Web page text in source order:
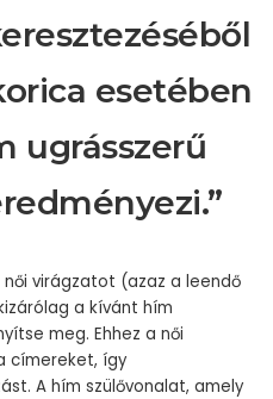
esetében
ugrásszerű
virágzatot (azaz a leendő
a kívánt hím
meg. Ehhez a női
címereket, így
A hím szülővonalat, amely